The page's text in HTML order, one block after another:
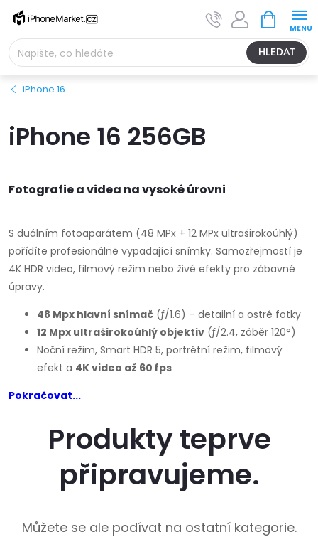
Přejít
obsah
HLEDAT
NÁKUPNÍ
KOŠÍK
iPhone 16
iPhone 16 256GB
Fotografie a videa na vysoké úrovni
S duálním fotoaparátem (48 MPx + 12 MPx ultraširokoúhlý)
pořídíte profesionálně vypadající snímky. Samozřejmostí je
4K HDR video, filmový režim nebo živé efekty pro zábavné
úpravy.
48 Mpx hlavní snímač (ƒ/1.6) – detailní a ostré fotky
12 Mpx ultraširokoúhlý objektiv (ƒ/2.4, záběr 120°)
Noční režim, Smart HDR 5, portrétní režim, filmový
efekt a 4K video až 60 fps
Pokračovat...
Produkty teprve
připravujeme.
Můžete se ale podívat na ostatní kategorie.